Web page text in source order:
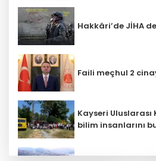
Hakkâri’de JİHA
Faili meçhul 2
Kayseri Uluslarası
bilim insanlarını